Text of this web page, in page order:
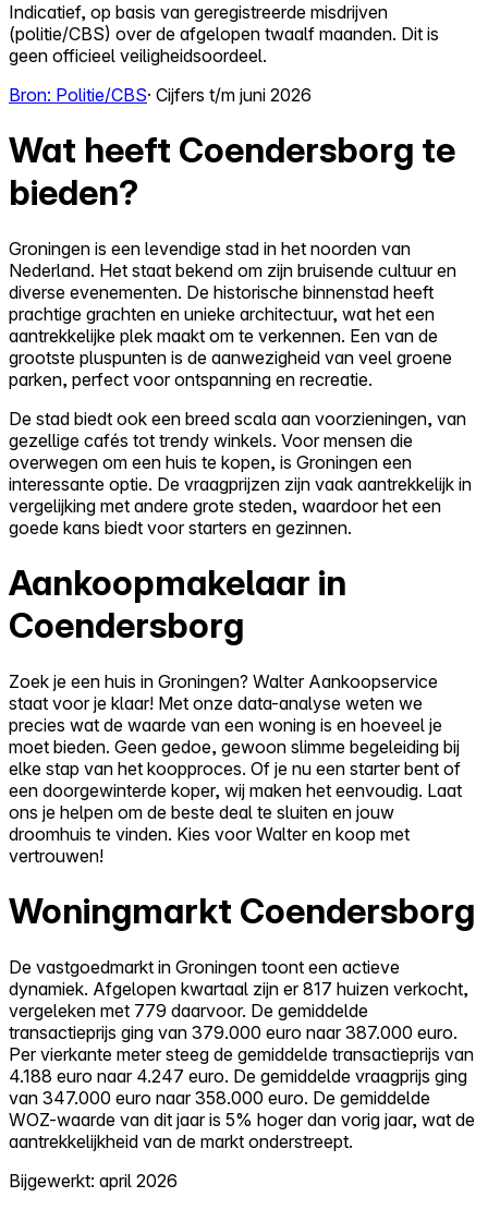
Indicatief, op basis van geregistreerde misdrijven
(politie/CBS) over de afgelopen twaalf maanden. Dit is
geen officieel veiligheidsoordeel.
Bron: Politie/CBS· Cijfers t/m juni 2026
Wat heeft Coendersborg te
bieden?
Groningen is een levendige stad in het noorden van
Nederland. Het staat bekend om zijn bruisende cultuur en
diverse evenementen. De historische binnenstad heeft
prachtige grachten en unieke architectuur, wat het een
aantrekkelijke plek maakt om te verkennen. Een van de
grootste pluspunten is de aanwezigheid van veel groene
parken, perfect voor ontspanning en recreatie.
De stad biedt ook een breed scala aan voorzieningen, van
gezellige cafés tot trendy winkels. Voor mensen die
overwegen om een huis te kopen, is Groningen een
interessante optie. De vraagprijzen zijn vaak aantrekkelijk in
vergelijking met andere grote steden, waardoor het een
goede kans biedt voor starters en gezinnen.
Aankoopmakelaar in
Coendersborg
Zoek je een huis in Groningen? Walter Aankoopservice
staat voor je klaar! Met onze data-analyse weten we
precies wat de waarde van een woning is en hoeveel je
moet bieden. Geen gedoe, gewoon slimme begeleiding bij
elke stap van het koopproces. Of je nu een starter bent of
een doorgewinterde koper, wij maken het eenvoudig. Laat
ons je helpen om de beste deal te sluiten en jouw
droomhuis te vinden. Kies voor Walter en koop met
vertrouwen!
Woningmarkt Coendersborg
De vastgoedmarkt in Groningen toont een actieve
dynamiek. Afgelopen kwartaal zijn er 817 huizen verkocht,
vergeleken met 779 daarvoor. De gemiddelde
transactieprijs ging van 379.000 euro naar 387.000 euro.
Per vierkante meter steeg de gemiddelde transactieprijs van
4.188 euro naar 4.247 euro. De gemiddelde vraagprijs ging
van 347.000 euro naar 358.000 euro. De gemiddelde
WOZ-waarde van dit jaar is 5% hoger dan vorig jaar, wat de
aantrekkelijkheid van de markt onderstreept.
Bijgewerkt: april 2026